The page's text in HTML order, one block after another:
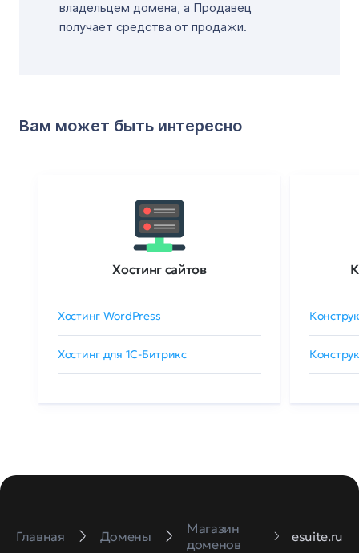
владельцем домена, а Продавец
получает средства от продажи.
Вам может быть интересно
Хостинг сайтов
Хостинг WordPress
Хостинг для 1C-Битрикс
Главная Домены
Магазин
доменов
esuite.ru